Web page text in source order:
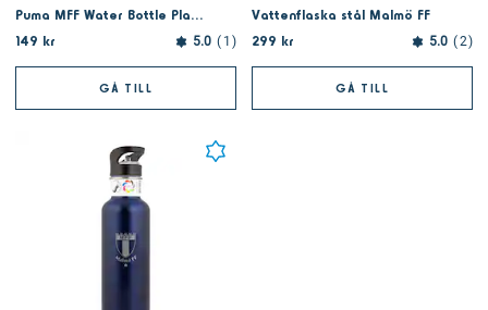
Puma MFF Water Bottle Plastic 0.75L Black
149 kr
5.0 1
GÅ TILL
Vattenflaska stål Malmö FF
299 kr
5.0 2
GÅ TILL